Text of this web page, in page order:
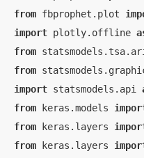
from fbprophet.plot
import plotly.offline
from
from
import statsmodels.api
from keras.models
from keras.layers
from keras.layers